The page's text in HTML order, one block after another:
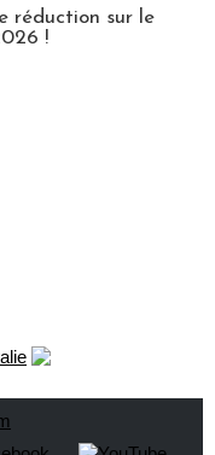
réduction sur le
!